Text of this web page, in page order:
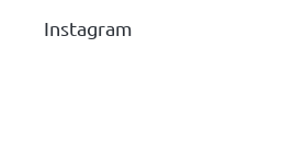
Instagram